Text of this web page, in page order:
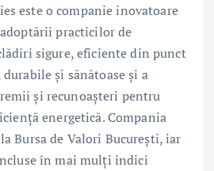
este o companie inovatoare
practicilor de
sigure, eficiente din punct
și sănătoase și a
și recunoașteri pentru
energetică. Compania
Bursa de Valori București, iar
în mai mulți indici